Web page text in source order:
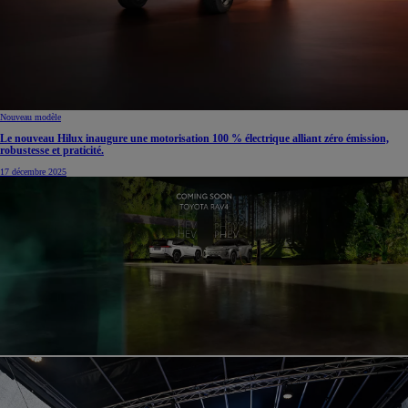
Nouveau modèle
Le nouveau Hilux inaugure une motorisation 100 % électrique alliant zéro émission,
robustesse et praticité.
17 décembre 2025